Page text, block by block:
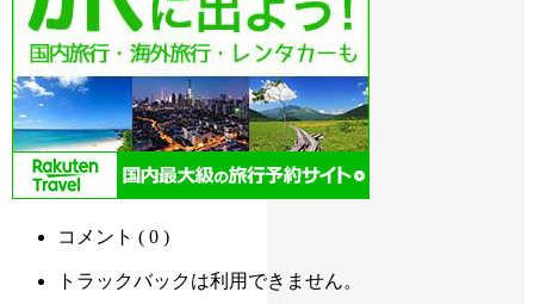
コメント ( 0 )
トラックバックは利用できません。